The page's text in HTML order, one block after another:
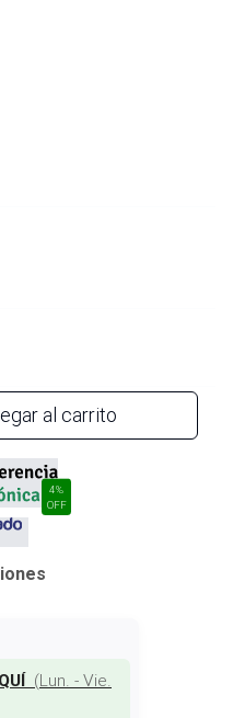
al carrito
4%
OFF
(Lun. - Vie.